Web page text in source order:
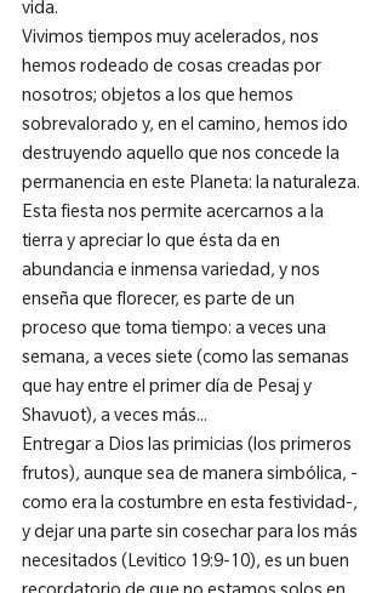
vida.
Vivimos tiempos muy acelerados, nos
hemos rodeado de cosas creadas por
nosotros; objetos a los que hemos
sobrevalorado y, en el camino, hemos ido
destruyendo aquello que nos concede la
permanencia en este Planeta: la naturaleza.
Esta fiesta nos permite acercarnos a la
tierra y apreciar lo que ésta da en
abundancia e inmensa variedad, y nos
enseña que florecer, es parte de un
proceso que toma tiempo: a veces una
semana, a veces siete (como las semanas
que hay entre el primer día de Pesaj y
Shavuot), a veces más...
Entregar a Dios las primicias (los primeros
frutos), aunque sea de manera simbólica, -
como era la costumbre en esta festividad-,
y dejar una parte sin cosechar para los más
necesitados (Levitico 19:9-10), es un buen